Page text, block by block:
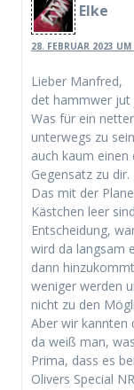
Elke
28. FEBRUAR 2023
Lieber Manfred,
det hammwer jut
Was für ein
unterwegs zu
auch kaum
Gegensatz zu dir.
Das mit der
Kästchen leer
Entscheidung,
wird da langsam
dann
weniger werden
nicht zu den
Aber wir kannten
da weiß man,
Prima, dass es
Olivers Special